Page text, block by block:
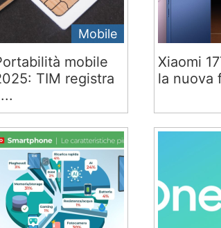
Mobile
mobile
TIM registra
Xiaomi
la nuova